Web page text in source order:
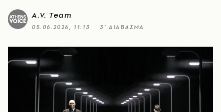
A.V. Team
05.06.2026, 11:13 3’ ΔΙΑΒΑΣΜΑ